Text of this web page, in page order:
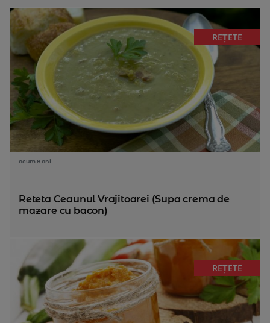
REȚETE
acum 8 ani
Reteta Ceaunul Vrajitoarei (Supa crema de
mazare cu bacon)
REȚETE